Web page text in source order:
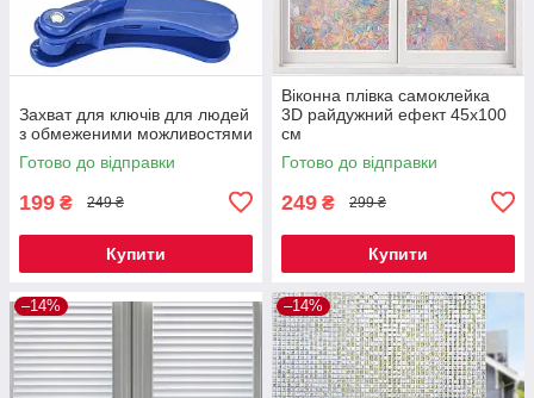
Захват для ключів для людей
з обмеженими можливостями
Готово до відправки
199 ₴ 249 ₴
Купити
Віконна плівка самоклейка
3D райдужний ефект 45х100
см
Готово до відправки
249 ₴ 299 ₴
Купити
–14% –14%